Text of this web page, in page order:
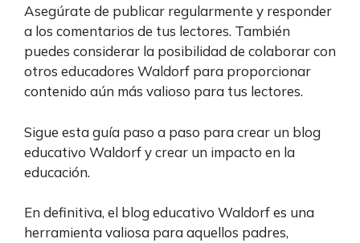
Asegúrate de publicar regularmente y responder
a los comentarios de tus lectores. También
puedes considerar la posibilidad de colaborar con
otros educadores Waldorf para proporcionar
contenido aún más valioso para tus lectores.
Sigue esta guía paso a paso para crear un blog
educativo Waldorf y crear un impacto en la
educación.
En definitiva, el blog educativo Waldorf es una
herramienta valiosa para aquellos padres,